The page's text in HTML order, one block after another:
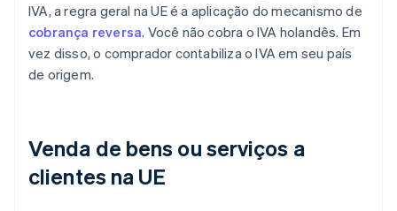
IVA, a regra geral na UE é a aplicação do mecanismo de
cobrança reversa. Você não cobra o IVA holandês. Em
vez disso, o comprador contabiliza o IVA em seu país
de origem.
Venda de bens ou serviços a
clientes na UE